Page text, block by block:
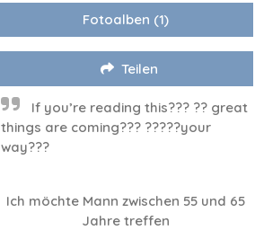
Fotoalben (1)
Teilen
If you’re reading this??? ?? great
things are coming??? ?????your
way???
Ich möchte Mann zwischen 55 und 65
Jahre treffen